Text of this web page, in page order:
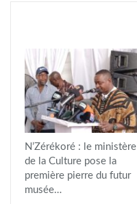
N’Zérékoré : le ministère
de la Culture pose la
première pierre du futur
musée…